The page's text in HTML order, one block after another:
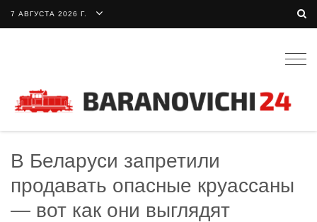
7 АВГУСТА 2026 Г.
В Беларуси запретили
продавать опасные круассаны
— вот как они выглядят